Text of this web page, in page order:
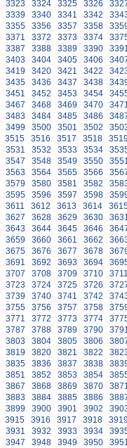
3323 3324 3325 3326
3339 3340 3341 3342
3355 3356 3357 3358
3371 3372 3373 3374
3387 3388 3389 3390
3403 3404 3405 3406
3419 3420 3421 3422
3435 3436 3437 3438
3451 3452 3453 3454
3467 3468 3469 3470
3483 3484 3485 3486
3499 3500 3501 3502
3515 3516 3517 3518
3531 3532 3533 3534
3547 3548 3549 3550
3563 3564 3565 3566
3579 3580 3581 3582
3595 3596 3597 3598
3611 3612 3613 3614
3627 3628 3629 3630
3643 3644 3645 3646
3659 3660 3661 3662
3675 3676 3677 3678
3691 3692 3693 3694
3707 3708 3709 3710
3723 3724 3725 3726
3739 3740 3741 3742
3755 3756 3757 3758
3771 3772 3773 3774
3787 3788 3789 3790
3803 3804 3805 3806
3819 3820 3821 3822
3835 3836 3837 3838
3851 3852 3853 3854
3867 3868 3869 3870
3883 3884 3885 3886
3899 3900 3901 3902
3915 3916 3917 3918
3931 3932 3933 3934
3947 3948 3949 3950